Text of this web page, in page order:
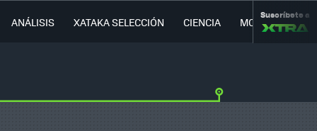
ANÁLISIS XATAKA SELECCIÓN CIENCIA MOVILIDAD
Suscríbete a